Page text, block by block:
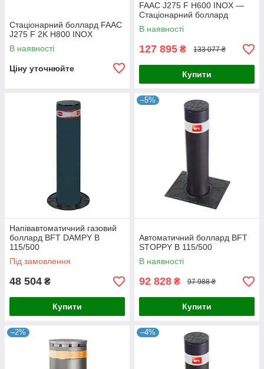
Стаціонарний боллард FAAC
J275 F 2K H800 INOX
В наявності
Ціну уточнюйте
FAAC J275 F H600 INOX —
Стаціонарний боллард
В наявності
127 895 ₴ 133 077 ₴
Купити
Напівавтоматичний газовий
боллард BFT DAMPY B
115/500
Під замовлення
48 504 ₴
Купити
–5%
Автоматичний боллард BFT
STOPPY B 115/500
В наявності
92 828 ₴ 97 988 ₴
Купити
–2% –4%